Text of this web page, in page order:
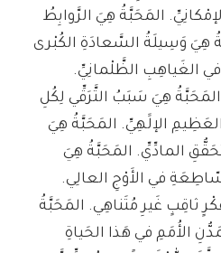
المَحَبَّةُ هِيَ الرَّوابِطُ
هِيَ وَسِيلَةُ السَّعادَةِ الكُبْرى
الغَياهِبِ الظَّلْمانِيِّ.
المَحَبَّةُ هِيَ سَبَبُ التَّرَقِّي لِكُلِ
الإلََهِيِّ. المَحَبَّةُ هِيَ
المادِّيِّ. المَحَبَّةُ هِيَ
في الأَوْجِ العالِي.
ثاقِبٍ غَيرِ مُتَناهِي. المَحَبَّةُ
الأُمَمِ في هَذا الحَياةِ